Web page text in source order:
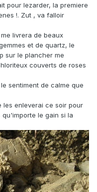
pour lezarder, la premiere
!. Zut , va falloir
livrera de beaux
et de quartz, le
sur le plancher me
couverts de roses
sentiment de calme que
les enleverai ce soir pour
le gain si la